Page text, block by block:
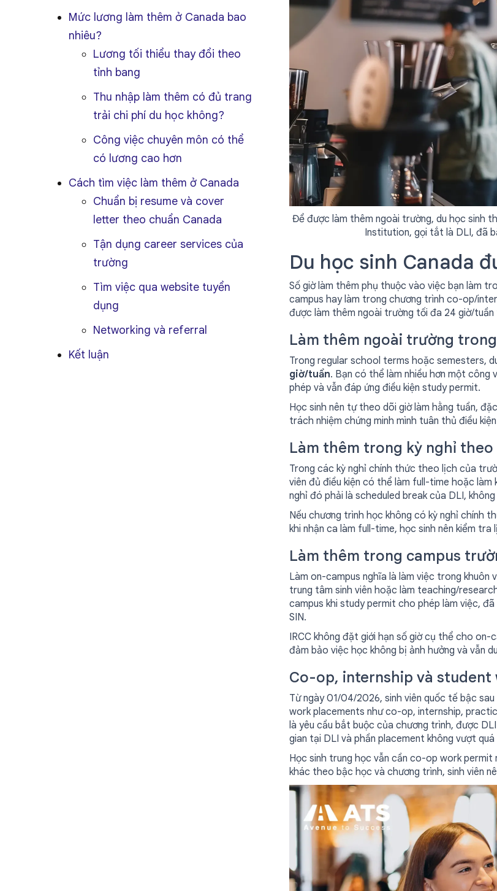
Mức lương làm thêm ở Canada bao
nhiêu?
Lương tối thiểu thay đổi theo
tỉnh bang
Thu nhập làm thêm có đủ trang
trải chi phí du học không?
Công việc chuyên môn có thể
có lương cao hơn
Cách tìm việc làm thêm ở Canada
Chuẩn bị resume và cover
letter theo chuẩn Canada
Tận dụng career services của
trường
Tìm việc qua website tuyển
dụng
Networking và referral
Kết luận
Để được làm thêm ngoài trường, du học sinh
Institution, gọi tắt là DLI, đã
Du học sinh Canada
Số giờ làm thêm phụ thuộc vào việc bạn làm
campus hay làm trong chương trình co-op/
được làm thêm ngoài trường tối đa 24 giờ/
Làm thêm ngoài trường
Trong regular school terms hoặc semesters,
giờ/tuần. Bạn có thể làm nhiều hơn một công
phép và vẫn đáp ứng điều kiện study permit.
Học sinh nên tự theo dõi giờ làm hằng tuần,
trách nhiệm chứng minh mình tuân thủ điều
Làm thêm trong kỳ nghỉ theo
Trong các kỳ nghỉ chính thức theo lịch của
viên đủ điều kiện có thể làm full-time hoặc làm
nghỉ đó phải là scheduled break của DLI,
Nếu chương trình học không có kỳ nghỉ chính
khi nhận ca làm full-time, học sinh nên kiểm
Làm thêm trong campus
Làm on-campus nghĩa là làm việc trong
trung tâm sinh viên hoặc làm teaching/
campus khi study permit cho phép làm việc,
SIN.
IRCC không đặt giới hạn số giờ cụ thể cho on-
đảm bảo việc học không bị ảnh hưởng và vẫn
Co-op, internship và student
Từ ngày 01/04/2026, sinh viên quốc tế bậc
work placements như co-op, internship,
là yêu cầu bắt buộc của chương trình, được
gian tại DLI và phần placement không vượt
Học sinh trung học vẫn cần co-op work
khác theo bậc học và chương trình, sinh viên